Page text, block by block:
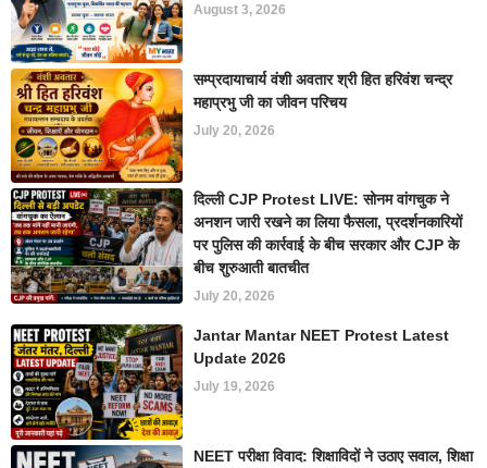
August 3, 2026
सम्प्रदायाचार्य वंशी अवतार श्री हित हरिवंश चन्द्र
महाप्रभु जी का जीवन परिचय
July 20, 2026
दिल्ली CJP Protest LIVE: सोनम वांगचुक ने
अनशन जारी रखने का लिया फैसला, प्रदर्शनकारियों
पर पुलिस की कार्रवाई के बीच सरकार और CJP के
बीच शुरुआती बातचीत
July 20, 2026
Jantar Mantar NEET Protest Latest
Update 2026
July 19, 2026
NEET परीक्षा विवाद: शिक्षाविदों ने उठाए सवाल, शिक्षा